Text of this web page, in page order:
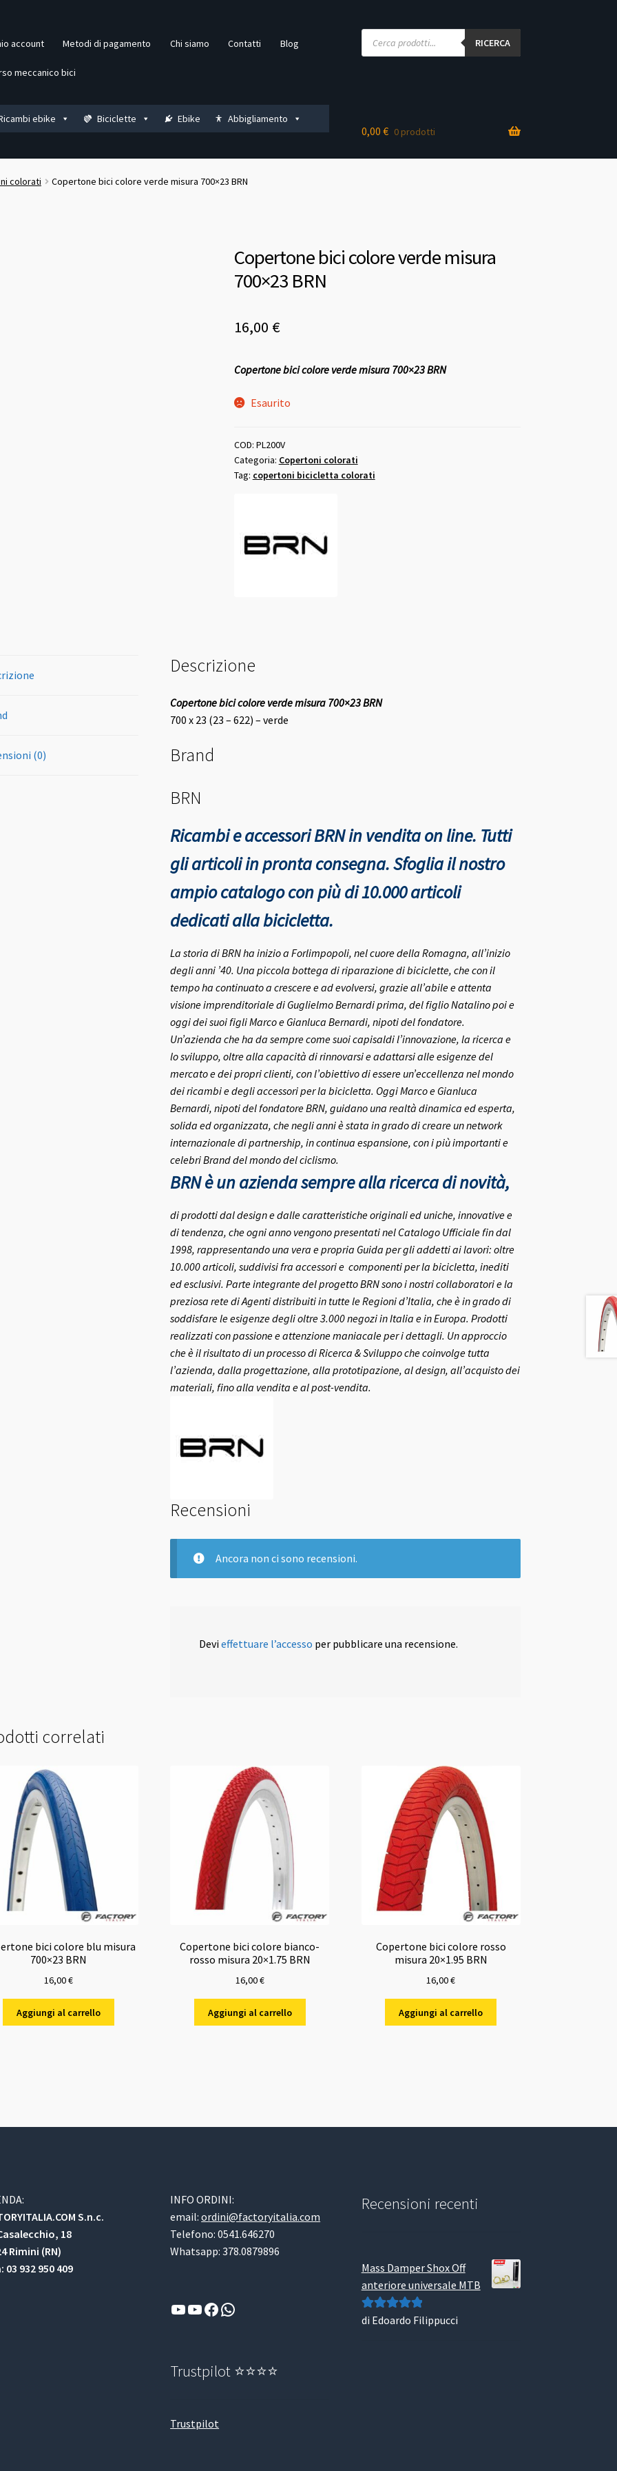
account Metodi di pagamento Chi siamo Contatti Blog
meccanico bici
Products
search RICERCA
ebike Biciclette Ebike Abbigliamento
0,00 € 0 prodotti
colorati Copertone bici colore verde misura 700×23 BRN
Copertone bici colore verde misura
700×23 BRN
16,00 €
Copertone bici colore verde misura 700×23 BRN
Esaurito
COD: PL200V
Categoria: Copertoni colorati
Tag: copertoni bicicletta colorati
(0)
Descrizione
Copertone bici colore verde misura 700×23 BRN
700 x 23 (23 – 622) – verde
Brand
BRN
Ricambi e accessori BRN in vendita on line. Tutti
gli articoli in pronta consegna.Sfoglia il nostro
ampio catalogo con più di 10.000 articoli
dedicati alla bicicletta.
La storia di BRN ha inizio a Forlimpopoli, nel cuore della Romagna, all’inizio
degli anni ’40. Una piccola bottega di riparazione di biciclette, che con il
tempo ha continuato a crescere e ad evolversi, grazie all’abile e attenta
visione imprenditoriale di Guglielmo Bernardi prima, del figlio Natalino poi e
oggi dei suoi figli Marco e Gianluca Bernardi, nipoti del fondatore.
Un’azienda che ha da sempre come suoi capisaldi l’innovazione, la ricerca e
lo sviluppo, oltre alla capacità di rinnovarsi e adattarsi alle esigenze del
mercato e dei propri clienti, con l’obiettivo di essere un’eccellenza nel mondo
dei ricambi e degli accessori per la bicicletta. Oggi Marco e Gianluca
Bernardi, nipoti del fondatore BRN, guidano una realtà dinamica ed esperta,
solida ed organizzata, che negli anni è stata in grado di creare un network
internazionale di partnership, in continua espansione, con i più importanti e
celebri Brand del mondo del ciclismo.
BRN è un azienda sempre alla ricerca di novità,
di prodotti dal design e dalle caratteristiche originali ed uniche, innovative e
di tendenza, che ogni anno vengono presentati nel Catalogo Ufficiale fin dal
1998, rappresentando una vera e propria Guida per gli addetti ai lavori: oltre
10.000 articoli, suddivisi fra accessori e componenti per la bicicletta, inediti
ed esclusivi. Parte integrante del progetto BRN sono i nostri collaboratori e la
preziosa rete di Agenti distribuiti in tutte le Regioni d’Italia, che è in grado di
soddisfare le esigenze degli oltre 3.000 negozi in Italia e in Europa. Prodotti
realizzati con passione e attenzione maniacale per i dettagli. Un approccio
che è il risultato di un processo di Ricerca & Sviluppo che coinvolge tutta
l’azienda, dalla progettazione, alla prototipazione, al design, all’acquisto dei
materiali, fino alla vendita e al post-vendita.
Recensioni
Ancora non ci sono recensioni.
Devieffettuare l’accesso per pubblicare una recensione.
correlati
bici colore blu misura
700×23 BRN
16,00€
Aggiungi al carrello
Copertone bici colore bianco-
rosso misura 20×1.75 BRN
16,00€
Aggiungi al carrello
Copertone bici colore rosso
misura 20×1.95 BRN
16,00€
Aggiungi al carrello
S.n.c.
18
Rimini (RN)
03 932 950 409
INFO ORDINI:
email:ordini@factoryitalia.com
Telefono: 0541.646270
Whatsapp: 378.0879896
YouTube
YouTube
Facebook
WhatsApp
Trustpilot ⭐⭐⭐⭐
Trustpilot
Recensioni recenti
Mass Damper Shox Off
anteriore universale MTB
Valutato5su
di Edoardo Filippucci